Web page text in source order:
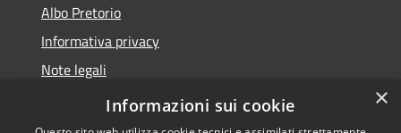
Albo Pretorio
Informativa privacy
Note legali
Dichiarazione di accessibilità
×
Informazioni sui cookie